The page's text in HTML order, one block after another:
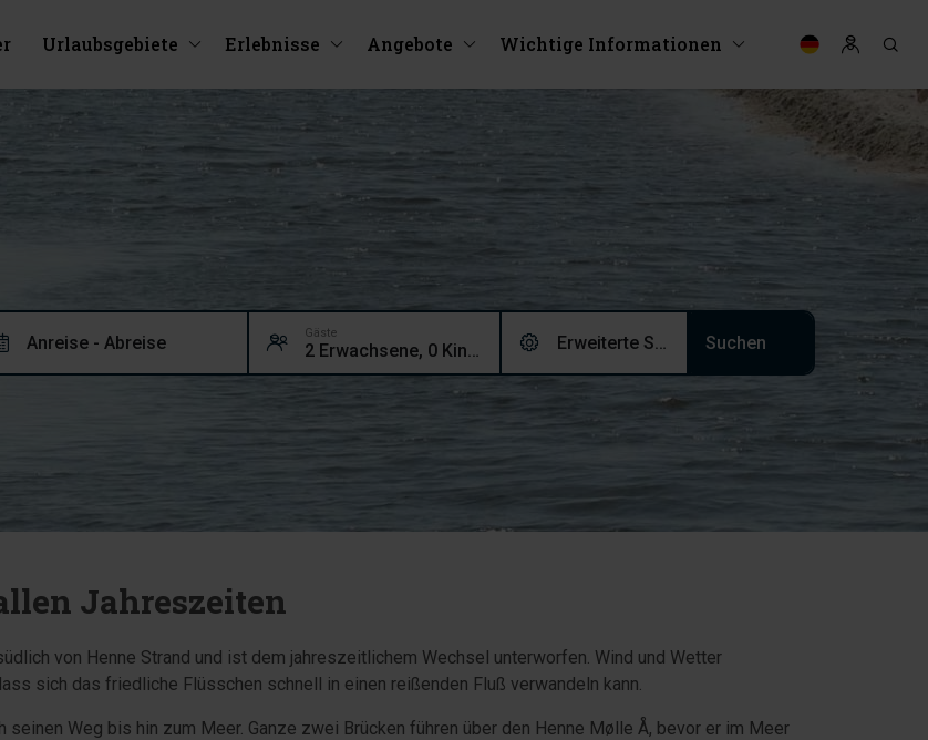
Urlaubsgebiete Erlebnisse Angebote Wichtige Informationen
Anreise - Abreise Gäste
Jahreszeiten
von Henne Strand und ist dem jahreszeitlichem Wechsel unterworfen. Wind und Wetter
sich das friedliche Flüsschen schnell in einen reißenden Fluß verwandeln kann.
Weg bis hin zum Meer. Ganze zwei Brücken führen über den Henne Mølle Å, bevor er im Meer